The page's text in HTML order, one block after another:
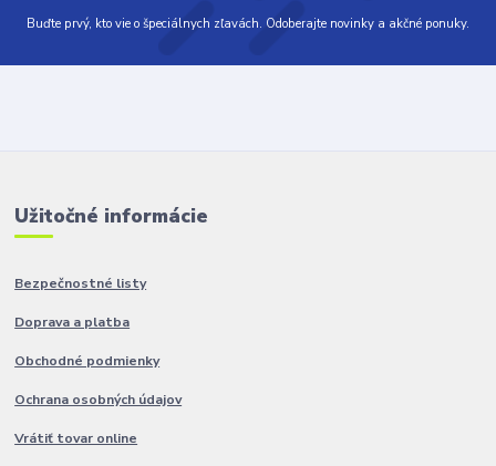
Buďte prvý, kto vie o špeciálnych zľavách. Odoberajte novinky a akčné ponuky.
Užitočné informácie
Bezpečnostné listy
Doprava a platba
Obchodné podmienky
Ochrana osobných údajov
Vrátiť tovar online